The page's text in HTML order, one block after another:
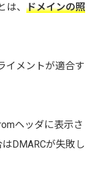
、 ドメインの照
イメントが適合す
ヘッダに表示さ
DMARCが失敗し